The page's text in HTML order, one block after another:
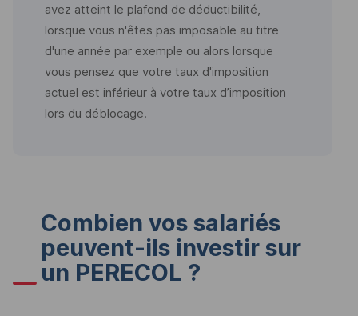
avez atteint le plafond de déductibilité,
lorsque vous n'êtes pas imposable au titre
d'une année par exemple ou alors lorsque
vous pensez que votre taux d'imposition
actuel est inférieur à votre taux d’imposition
lors du déblocage.
Combien vos salariés
peuvent-ils investir sur
un PERECOL ?